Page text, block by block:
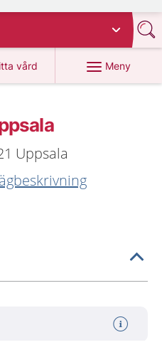
vård
på 1177.se
Meny
Uppsala